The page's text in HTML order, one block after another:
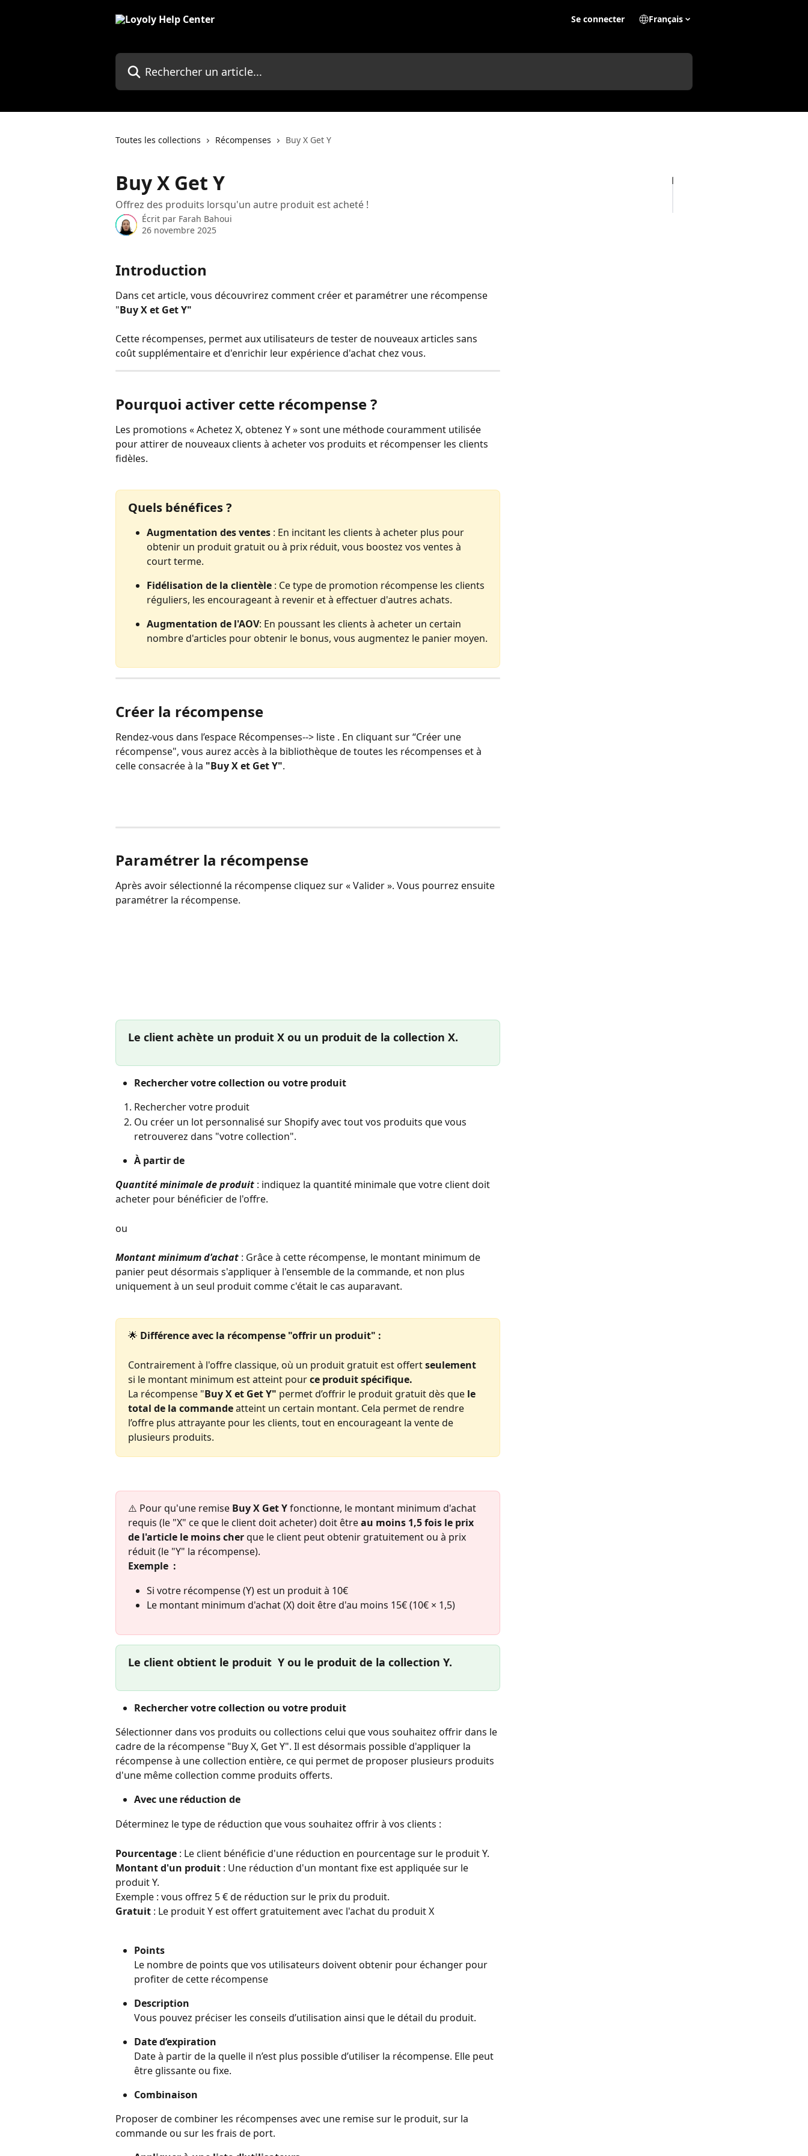
Se connecter Français
Rechercher un article...
Toutes les collections Récompenses Buy X Get Y
Buy X Get Y
Offrez des produits lorsqu'un autre produit est acheté !
Écrit par Farah Bahoui
26 novembre 2025
Introduction
Dans cet article, vous découvrirez comment créer et paramétrer une récompense
"Buy X et Get Y"
Cette récompenses, permet aux utilisateurs de tester de nouveaux articles sans
coût supplémentaire et d'enrichir leur expérience d'achat chez vous.
Pourquoi activer cette récompense ?
Les promotions « Achetez X, obtenez Y » sont une méthode couramment utilisée
pour attirer de nouveaux clients à acheter vos produits et récompenser les clients
fidèles.
Quels bénéfices ?
Augmentation des ventes : En incitant les clients à acheter plus pour
obtenir un produit gratuit ou à prix réduit, vous boostez vos ventes à
court terme.
Fidélisation de la clientèle : Ce type de promotion récompense les clients
réguliers, les encourageant à revenir et à effectuer d'autres achats.
Augmentation de l'AOV: En poussant les clients à acheter un certain
nombre d'articles pour obtenir le bonus, vous augmentez le panier moyen.
Créer la récompense
Rendez-vous dans l’espace Récompenses--> liste . En cliquant sur “Créer une
récompense", vous aurez accès à la bibliothèque de toutes les récompenses et à
celle consacrée à la "Buy X et Get Y".
Paramétrer la récompense
Après avoir sélectionné la récompense cliquez sur « Valider ». Vous pourrez ensuite
paramétrer la récompense.
Le client achète un produit X ou un produit de la collection X.
Rechercher votre collection ou votre produit
Rechercher votre produit
Ou créer un lot personnalisé sur Shopify avec tout vos produits que vous
retrouverez dans "votre collection".
À partir de
Quantité minimale de produit : indiquez la quantité minimale que votre client doit
acheter pour bénéficier de l'offre.
ou
Montant minimum d'achat : Grâce à cette récompense, le montant minimum de
panier peut désormais s'appliquer à l'ensemble de la commande, et non plus
uniquement à un seul produit comme c'était le cas auparavant.
🌟 Différence avec la récompense "offrir un produit" :
Contrairement à l'offre classique, où un produit gratuit est offert seulement
si le montant minimum est atteint pour ce produit spécifique.
La récompense "Buy X et Get Y" permet d’offrir le produit gratuit dès que le
total de la commande atteint un certain montant. Cela permet de rendre
l’offre plus attrayante pour les clients, tout en encourageant la vente de
plusieurs produits.
⚠️ Pour qu'une remise Buy X Get Y fonctionne, le montant minimum d'achat
requis (le "X" ce que le client doit acheter) doit être au moins 1,5 fois le prix
de l'article le moins cher que le client peut obtenir gratuitement ou à prix
réduit (le "Y" la récompense).
Exemple  :
Si votre récompense (Y) est un produit à 10€
Le montant minimum d'achat (X) doit être d'au moins 15€ (10€ × 1,5)
Le client obtient le produit  Y ou le produit de la collection Y.
Rechercher votre collection ou votre produit
Sélectionner dans vos produits ou collections celui que vous souhaitez offrir dans le
cadre de la récompense "Buy X, Get Y". Il est désormais possible d'appliquer la
récompense à une collection entière, ce qui permet de proposer plusieurs produits
d'une même collection comme produits offerts.
Avec une réduction de
Déterminez le type de réduction que vous souhaitez offrir à vos clients :
Pourcentage : Le client bénéficie d'une réduction en pourcentage sur le produit Y.
Montant d'un produit : Une réduction d'un montant fixe est appliquée sur le
produit Y.
Exemple : vous offrez 5 € de réduction sur le prix du produit.
Gratuit : Le produit Y est offert gratuitement avec l'achat du produit X
Points
Le nombre de points que vos utilisateurs doivent obtenir pour échanger pour
profiter de cette récompense
Description
Vous pouvez préciser les conseils d’utilisation ainsi que le détail du produit.
Date d’expiration
Date à partir de la quelle il n’est plus possible d’utiliser la récompense. Elle peut
être glissante ou fixe.
Combinaison
Proposer de combiner les récompenses avec une remise sur le produit, sur la
commande ou sur les frais de port.